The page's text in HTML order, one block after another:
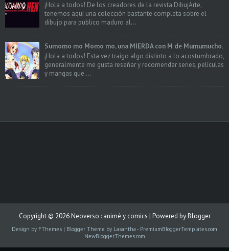
¡Hola a todos! De los creadores de la revista DibujArte,
tenemos aquí una colección bastante completa sobre el
dibujo para publico maduro al...
Sumomo mo Momo mo, una MIERDA con M de Mumumucho.
¡Hola a todos! Esta vez traigo algo distinto a lo acostumbrado,
generalmente me gusta reseñar y recomendar series, películas
y mangas que ...
Copyright © 2026Neoverso : animé y comics | Powered byBlogger
Design by FThemes | Blogger Theme by Lasantha - PremiumBloggerTemplates.com
NewBloggerThemes.com